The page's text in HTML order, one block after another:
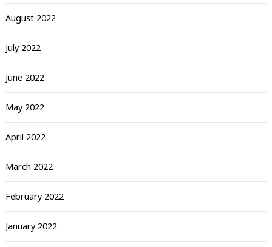
August 2022
July 2022
June 2022
May 2022
April 2022
March 2022
February 2022
January 2022